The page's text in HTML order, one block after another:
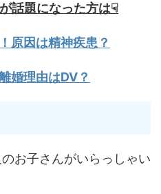
話題になった方は☟
原因は精神疾患？
婚理由はDV？
お子さんがいらっしゃい